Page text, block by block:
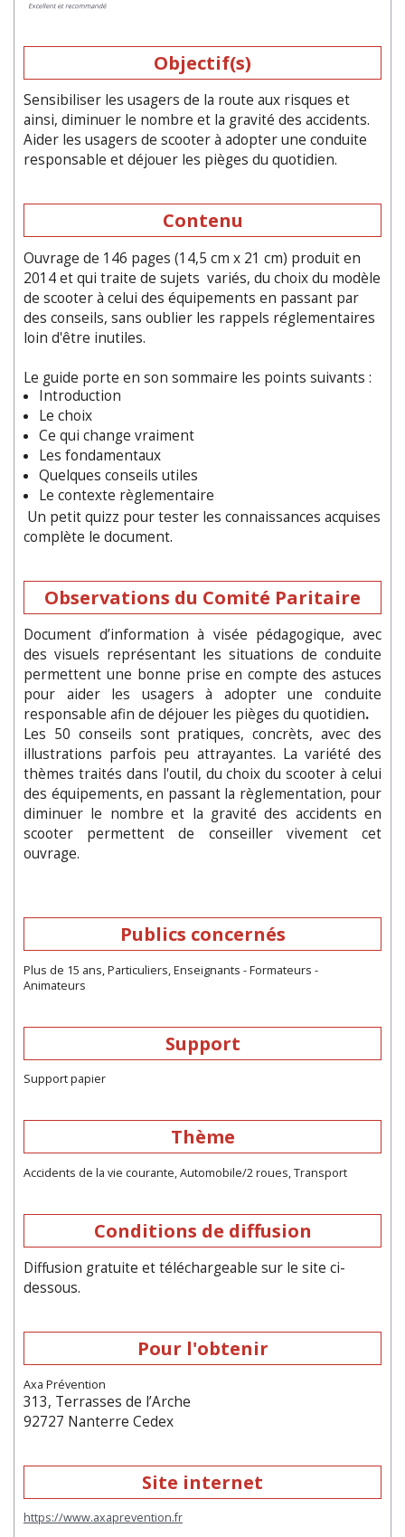
Objectif(s)
Sensibiliser les usagers de la route aux risques et
ainsi, diminuer le nombre et la gravité des accidents.
Aider les usagers de scooter à adopter une conduite
responsable et déjouer les pièges du quotidien.
Contenu
Ouvrage de 146 pages (14,5 cm x 21 cm) produit en
2014 et qui traite de sujets variés, du choix du modèle
de scooter à celui des équipements en passant par
des conseils, sans oublier les rappels réglementaires
loin d'être inutiles.
Le guide porte en son sommaire les points suivants :
Introduction
Le choix
Ce qui change vraiment
Les fondamentaux
Quelques conseils utiles
Le contexte règlementaire
Un petit quizz pour tester les connaissances acquises
complète le document.
Observations du Comité Paritaire
Document d’information à visée pédagogique, avec
des visuels représentant les situations de conduite
permettent une bonne prise en compte des astuces
pour aider les usagers à adopter une conduite
responsable afin de déjouer les pièges du quotidien.
Les 50 conseils sont pratiques, concrèts, avec des
illustrations parfois peu attrayantes. La variété des
thèmes traités dans l'outil, du choix du scooter à celui
des équipements, en passant la règlementation, pour
diminuer le nombre et la gravité des accidents en
scooter permettent de conseiller vivement cet
ouvrage.
Publics concernés
Plus de 15 ans, Particuliers, Enseignants - Formateurs -
Animateurs
Support
Support papier
Thème
Accidents de la vie courante, Automobile/2 roues, Transport
Conditions de diffusion
Diffusion gratuite et téléchargeable sur le site ci-
dessous.
Pour l'obtenir
Axa Prévention
313, Terrasses de l’Arche
92727 Nanterre Cedex
Site internet
https://www.axaprevention.fr